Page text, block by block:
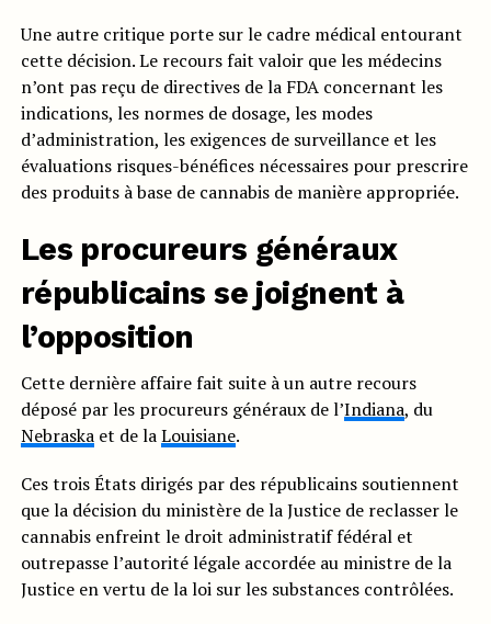
Une autre critique porte sur le cadre médical entourant
cette décision. Le recours fait valoir que les médecins
n’ont pas reçu de directives de la FDA concernant les
indications, les normes de dosage, les modes
d’administration, les exigences de surveillance et les
évaluations risques-bénéfices nécessaires pour prescrire
des produits à base de cannabis de manière appropriée.
Les procureurs généraux
républicains se joignent à
l’opposition
Cette dernière affaire fait suite à un autre recours
déposé par les procureurs généraux de l’Indiana, du
Nebraskaet de laLouisiane.
Ces trois États dirigés par des républicains soutiennent
que la décision du ministère de la Justice de reclasser le
cannabis enfreint le droit administratif fédéral et
outrepasse l’autorité légale accordée au ministre de la
Justice en vertu de la loi sur les substances contrôlées.